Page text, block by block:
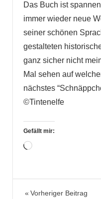
Das Buch ist
immer wieder neue
seiner schönen
gestalteten
ganz sicher nicht
Mal sehen auf
nächstes
©Tintenelfe
Gefällt mir:
Wird
Historisch
Vorheriger Beitrag